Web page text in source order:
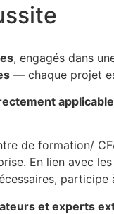
, engagés dans
— chaque projet
de formation/
En lien avec
participe
et experts